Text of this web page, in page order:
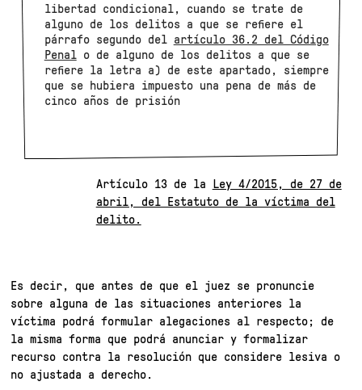
libertad condicional, cuando se trate de
alguno de los delitos a que se refiere el
párrafo segundo del artículo 36.2 del Código
Penalo de alguno de los delitos a que se
refiere la letra a) de este apartado, siempre
que se hubiera impuesto una pena de más de
cinco años de prisión
Artículo 13 de la
Ley 4/2015, de 27 de
abril, del Estatuto de la víctima del
delito.
Es decir, que antes de que el juez se pronuncie
sobre alguna de las situaciones anteriores la
víctima podrá formular alegaciones al respecto; de
la misma forma que podrá anunciar y formalizar
recurso contra la resolución que considere lesiva o
no ajustada a derecho.